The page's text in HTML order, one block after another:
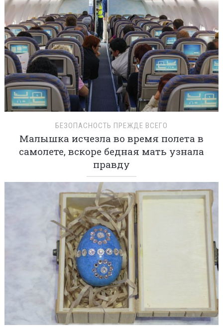
БЕЗОПАСНОСТЬ ПРЕЖДЕ ВСЕГО
Малышка исчезла во время полета в
самолете, вскоре бедная мать узнала
правду